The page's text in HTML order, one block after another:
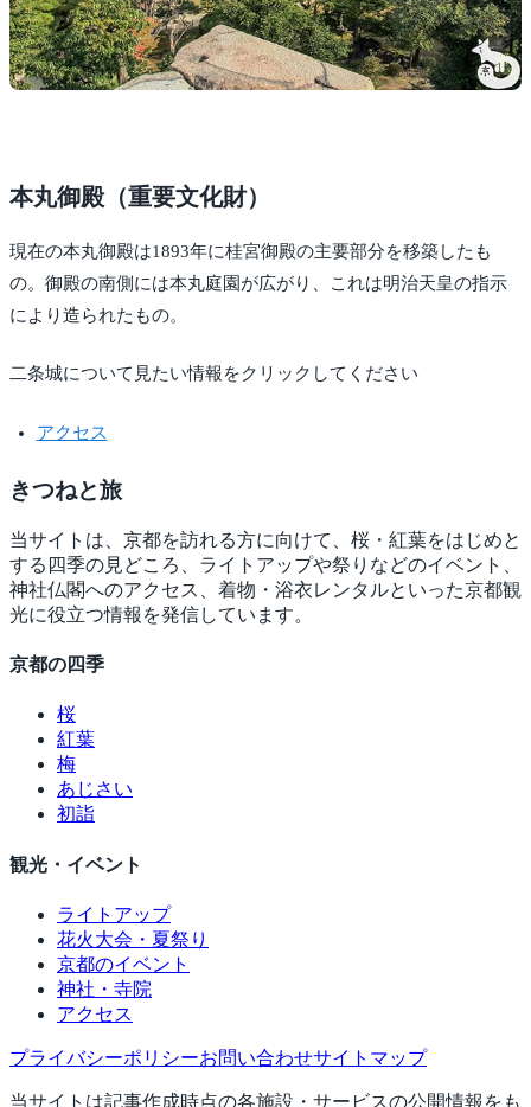
本丸御殿（重要文化財）
現在の本丸御殿は1893年に桂宮御殿の主要部分を移築したも
の。御殿の南側には本丸庭園が広がり、これは明治天皇の指示
により造られたもの。
二条城について見たい情報をクリックしてください
アクセス
きつねと旅
当サイトは、京都を訪れる方に向けて、桜・紅葉をはじめと
する四季の見どころ、ライトアップや祭りなどのイベント、
神社仏閣へのアクセス、着物・浴衣レンタルといった京都観
光に役立つ情報を発信しています。
京都の四季
桜
紅葉
梅
あじさい
初詣
観光・イベント
ライトアップ
花火大会・夏祭り
京都のイベント
神社・寺院
アクセス
プライバシーポリシーお問い合わせサイトマップ
当サイトは記事作成時点の各施設・サービスの公開情報をも